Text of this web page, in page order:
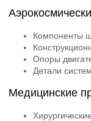
Компоненты
Опоры
Детали
Медицинские